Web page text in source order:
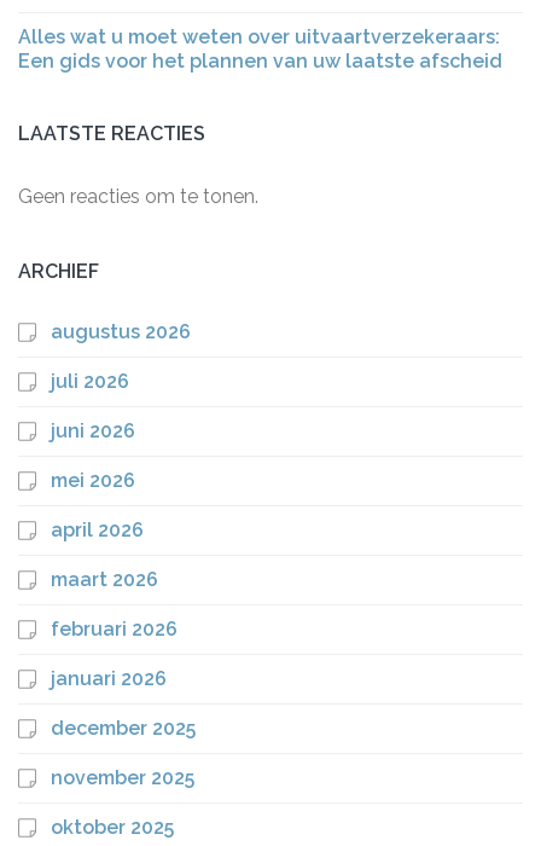
Alles wat u moet weten over uitvaartverzekeraars:
Een gids voor het plannen van uw laatste afscheid
LAATSTE REACTIES
Geen reacties om te tonen.
ARCHIEF
augustus 2026
juli 2026
juni 2026
mei 2026
april 2026
maart 2026
februari 2026
januari 2026
december 2025
november 2025
oktober 2025